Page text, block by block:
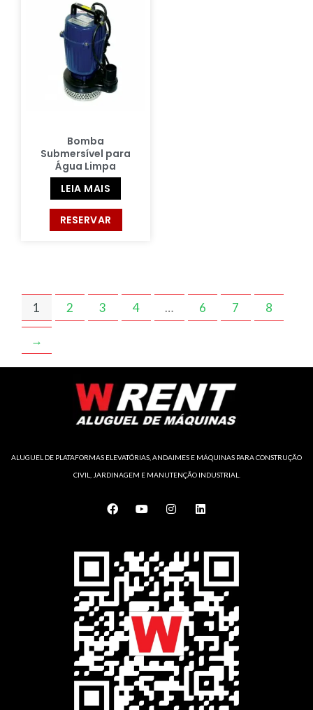
Bomba
Submersível para
Água Limpa
LEIA MAIS
RESERVAR
1 2 3 4 … 6 7 8
→
ALUGUEL DE PLATAFORMAS ELEVATÓRIAS, ANDAIMES E MÁQUINAS PARA CONSTRUÇÃO
CIVIL, JARDINAGEM E MANUTENÇÃO INDUSTRIAL.
F
a
o
k
Y
o
b
e
I
n
g
r
a
m
L
i